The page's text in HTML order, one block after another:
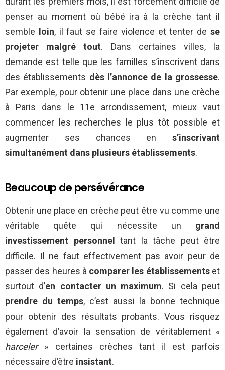
penser au moment où bébé ira à la crèche tant il
semble
loin, il faut se faire violence et tenter dese
projeter malgré tout. Dans certaines villes, la
demande est telle que les familles s’inscrivent dans
des établissements dès l’annonce de la grossesse.
Par exemple, pour obtenir une place dans une crèche
à Paris dans le 11e arrondissement, mieux vaut
commencer les recherches le plus tôt possible et
augmenter ses chances en s’inscrivant
simultanément dans plusieurs établissements.
Beaucoup de persévérance
Obtenir une place en crèche peut être vu comme une
véritable quête qui nécessite un grand
investissement personnel
tant la tâche peut être
difficile. Il ne faut effectivement pas avoir peur de
passer des heures à comparer les établissementset
surtout d’en contacter un maximum. Si cela peut
prendre du temps, c’est aussi la bonne technique
pour obtenir des résultats probants. Vous risquez
également d’avoir la sensation de véritablement «
harceler» certaines crèches tant il est parfois
nécessaire d’être insistant.